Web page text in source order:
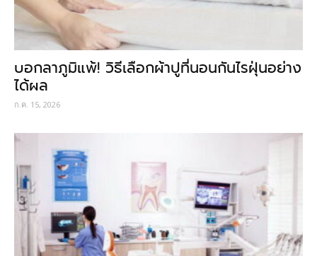
บอกลาภูมิแพ้! วิธีเลือกผ้าปูที่นอนกันไรฝุ่นอย่าง
ได้ผล
ก.ค. 15, 2026